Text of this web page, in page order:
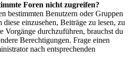
Foren nicht zugreifen?
bestimmten Benutzern oder Gruppen
einzusehen, Beiträge zu lesen, zu
Vorgänge durchzuführen, brauchst du
Berechtigungen. Frage einen
nach entsprechenden